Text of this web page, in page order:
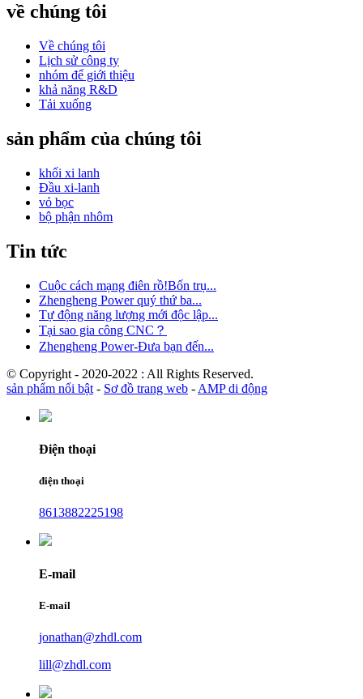
về chúng tôi
Về chúng tôi
Lịch sử công ty
nhóm để giới thiệu
khả năng R&D
Tải xuống
sản phẩm của chúng tôi
khối xi lanh
Đầu xi-lanh
vỏ bọc
bộ phận nhôm
Tin tức
Cuộc cách mạng điên rồ!Bốn trụ...
Zhengheng Power quý thứ ba...
Tự động năng lượng mới độc lập...
Tại sao gia công CNC？
Zhengheng Power-Đưa bạn đến...
© Copyright - 2020-2022 : All Rights Reserved.
sản phẩm nổi bật - Sơ đồ trang web - AMP di động
Điện thoại
điện thoại
8613882225198
E-mail
E-mail
jonathan@zhdl.com
lill@zhdl.com